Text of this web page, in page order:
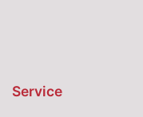
Service